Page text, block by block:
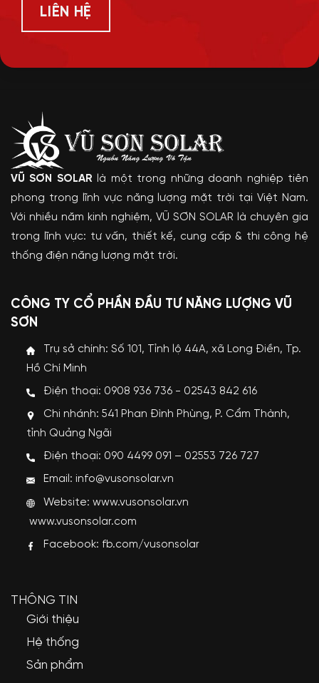
LIÊN HỆ
VŨ SƠN SOLAR là một trong những doanh nghiệp tiên
phong trong lĩnh vực năng lượng mặt trời tại Việt Nam.
Với nhiều năm kinh nghiệm, VŨ SƠN SOLAR là chuyên gia
trong lĩnh vực: tư vấn, thiết kế, cung cấp & thi công hệ
thống điện năng lượng mặt trời.
CÔNG TY CỔ PHẦN ĐẦU TƯ NĂNG LƯỢNG VŨ
SƠN
Trụ sở chính: Số 101, Tỉnh lộ 44A, xã Long Điền, Tp.
Hồ Chí Minh
Điện thoại: 0908 936 736 - 02543 842 616
Chi nhánh: 541 Phan Đình Phùng, P. Cẩm Thành,
tỉnh Quảng Ngãi
Điện thoại: 090 4499 091 – 02553 726 727
Email: info@vusonsolar.vn
Website:www.vusonsolar.vn
www.vusonsolar.com
Facebook: fb.com/vusonsolar
THÔNG TIN
Giới thiệu
Hệ thống
Sản phẩm